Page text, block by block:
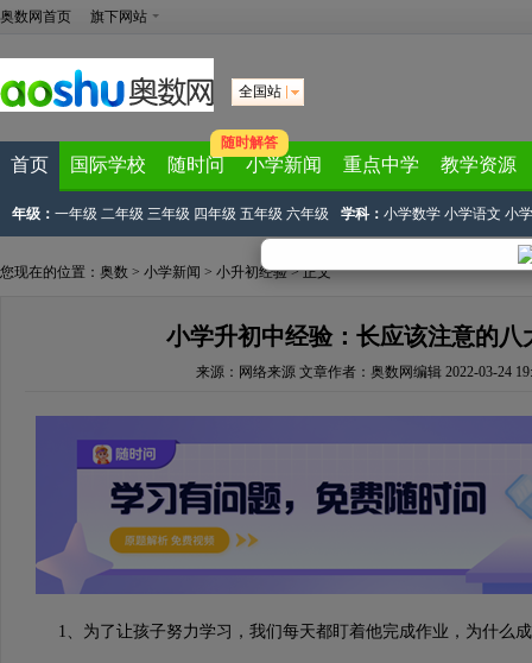
奥数网首页 旗下网站
全国站
首页 国际学校 随时问
随时解答
小学新闻 重点中学 教学资源
年级： 一年级 二年级 三年级 四年级 五年级 六年级 学科： 小学数学 小学语文 小
您现在的位置： 奥数 > 小学新闻 > 小升初经验> 正文
小学升初中经验：长应该注意的八
来源： 网络来源文章作者：奥数网编辑 2022-03-24
1、为了让孩子努力学习，我们每天都盯着他完成作业，为什么